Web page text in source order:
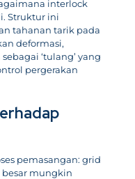
interlock
Struktur ini
tahanan tarik pada
deformasi,
‘tulang’ yang
pergerakan
pemasangan: grid
mungkin